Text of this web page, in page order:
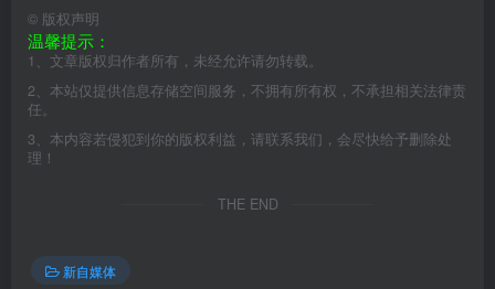
© 版权声明
温馨提示：
1、文章版权归作者所有，未经允许请勿转载。
2、本站仅提供信息存储空间服务，不拥有所有权，不承担相关法律责
任。
3、本内容若侵犯到你的版权利益，请联系我们，会尽快给予删除处
理！
THE END
新自媒体